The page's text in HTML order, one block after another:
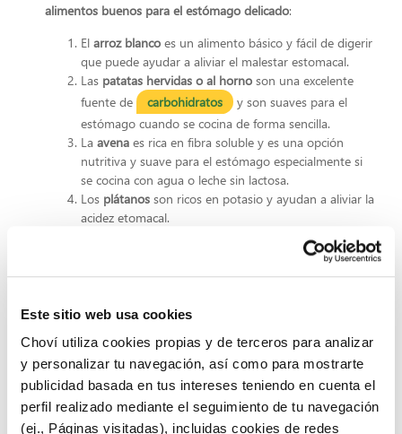
Este sitio web usa cookies
Choví utiliza cookies propias y de terceros para analizar
y personalizar tu navegación, así como para mostrarte
publicidad basada en tus intereses teniendo en cuenta el
perfil realizado mediante el seguimiento de tu navegación
(ej., Páginas visitadas), incluidas cookies de redes
alimentos buenos para el estómago delicado:
El arroz blanco es un alimento básico y fácil de digerir
que puede ayudar a aliviar el malestar estomacal.
Las patatas hervidas o al horno son una excelente
fuente de
carbohidratos
y son suaves para el
estómago cuando se cocina de forma sencilla.
La avena es rica en fibra soluble y es una opción
nutritiva y suave para el estómago especialmente si
se cocina con agua o leche sin lactosa.
Los plátanos son ricos en potasio y ayudan a aliviar la
acidez etomacal.
son suaves y proporcionan
Elpollo a la plancha o al horno, especialmente sin
saludables y suave para el estómago. ¡Prubea nuestra
zanahorias cocidas
son ricas en nutrientes.
Los derivados de la leche comoel yogurt, la cuajada o
el kefirson alimentos altamente digeribles, muy
aconsejables para personas con estreñimiento, malas
digestiones, gases, diarrea, etc…